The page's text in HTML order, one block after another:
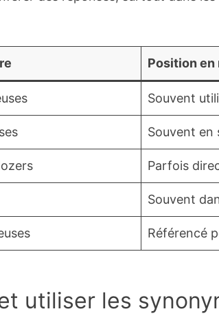
Position
Souvent
Souvent en
Parfois
Souvent
Référencé
utiliser les